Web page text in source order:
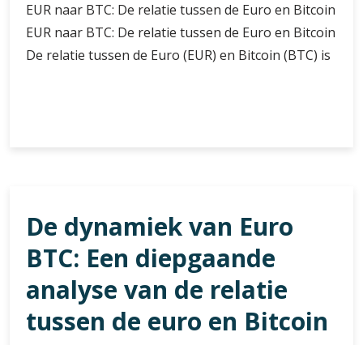
EUR naar BTC: De relatie tussen de Euro en Bitcoin
EUR naar BTC: De relatie tussen de Euro en Bitcoin
De relatie tussen de Euro (EUR) en Bitcoin (BTC) is
Een
diepgaande
analyse
de
Euro
en
De dynamiek van Euro
BTC: Een diepgaande
analyse van de relatie
tussen de euro en Bitcoin